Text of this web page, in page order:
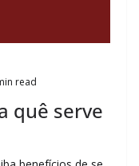
read
quê serve